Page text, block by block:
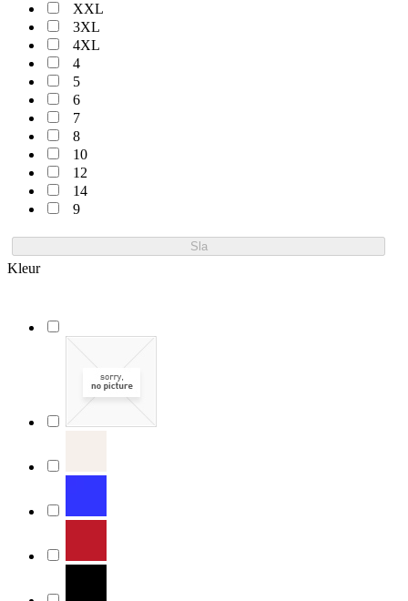
XXL
3XL
4XL
4
5
6
7
8
10
12
14
9
Sla
Kleur